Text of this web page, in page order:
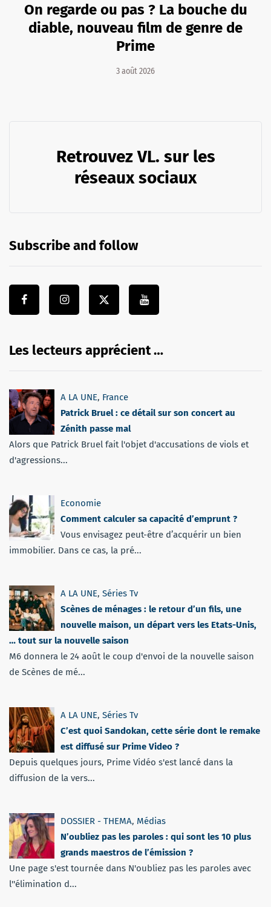
On regarde ou pas ? La bouche du
diable, nouveau film de genre de
Prime
3 août 2026
Retrouvez VL. sur les
réseaux sociaux
Subscribe and follow
Les lecteurs apprécient …
A LA UNE, France
Patrick Bruel : ce détail sur son concert au
Zénith passe mal
Alors que Patrick Bruel fait l'objet d'accusations de viols et
d'agressions...
Economie
Comment calculer sa capacité d’emprunt ?
Vous envisagez peut-être d’acquérir un bien
immobilier. Dans ce cas, la pré...
A LA UNE, Séries Tv
Scènes de ménages : le retour d’un fils, une
nouvelle maison, un départ vers les Etats-Unis,
… tout sur la nouvelle saison
M6 donnera le 24 août le coup d'envoi de la nouvelle saison
de Scènes de mé...
A LA UNE, Séries Tv
C’est quoi Sandokan, cette série dont le remake
est diffusé sur Prime Video ?
Depuis quelques jours, Prime Vidéo s'est lancé dans la
diffusion de la vers...
DOSSIER - THEMA, Médias
N’oubliez pas les paroles : qui sont les 10 plus
grands maestros de l’émission ?
Une page s'est tournée dans N'oubliez pas les paroles avec
l''élimination d...